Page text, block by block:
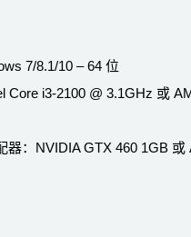
7/8.1/10 – 64 位
Core i3-2100 @ 3.1GHz 或
器：NVIDIA GTX 460 1GB 或